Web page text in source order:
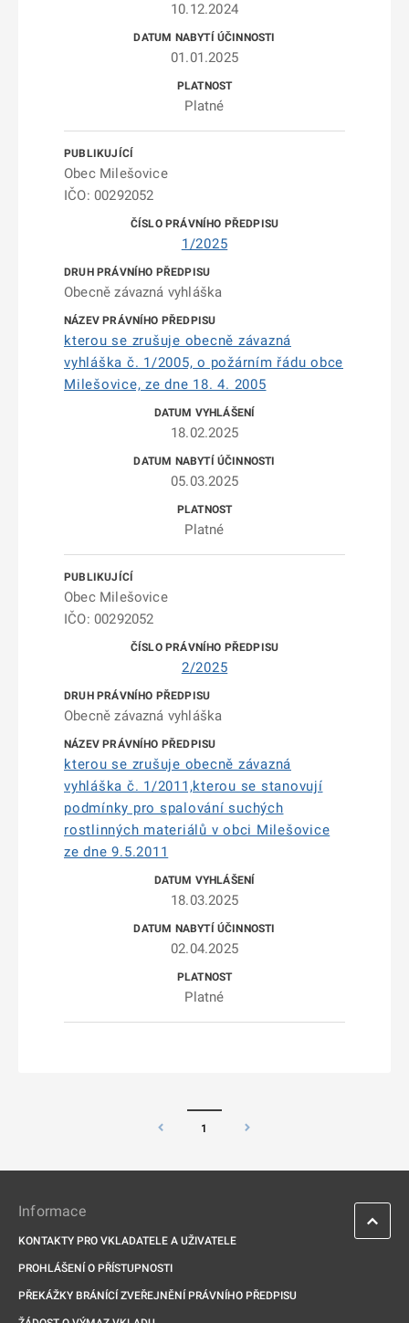
10.12.2024
01.01.2025
Platné
Obec Milešovice
IČO: 00292052
1/2025
Obecně závazná vyhláška
kterou se zrušuje obecně závazná
vyhláška č. 1/2005, o požárním řádu obce
Milešovice, ze dne 18. 4. 2005
18.02.2025
05.03.2025
Platné
Obec Milešovice
IČO: 00292052
2/2025
Obecně závazná vyhláška
kterou se zrušuje obecně závazná
vyhláška č. 1/2011,kterou se stanovují
podmínky pro spalování suchých
rostlinných materiálů v obci Milešovice
ze dne 9.5.2011
18.03.2025
02.04.2025
Platné
1
Informace
KONTAKTY PRO VKLADATELE A UŽIVATELE
PROHLÁŠENÍ O PŘÍSTUPNOSTI
PŘEKÁŽKY BRÁNÍCÍ ZVEŘEJNĚNÍ PRÁVNÍHO PŘEDPISU